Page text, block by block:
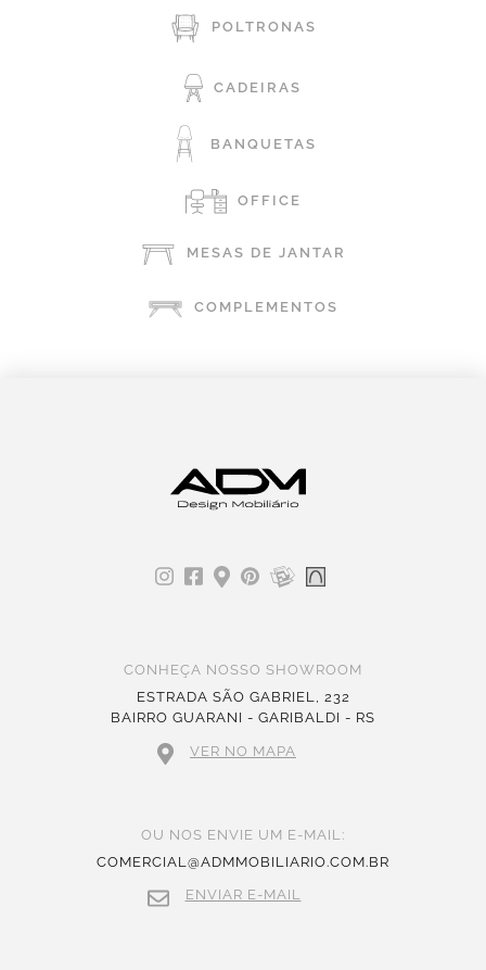
POLTRONAS
CADEIRAS
BANQUETAS
OFFICE
MESAS DE JANTAR
COMPLEMENTOS
CONHEÇA NOSSO SHOWROOM
ESTRADA SÃO GABRIEL, 232
BAIRRO GUARANI - GARIBALDI - RS
VER NO MAPA
OU NOS ENVIE UM E-MAIL:
COMERCIAL@ADMMOBILIARIO.COM.BR
ENVIAR E-MAIL